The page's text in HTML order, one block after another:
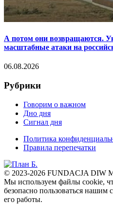
А потом они возвращаются.
масштабные атаки на
06.08.2026
Рубрики
Говорим о важном
Дно дня
Сигнал дня
Политика
Правила перепечатки
© 2023-2026 FUNDACJA DIW
Мы используем файлы cookie,
безопасно пользоваться нашим
его работы.